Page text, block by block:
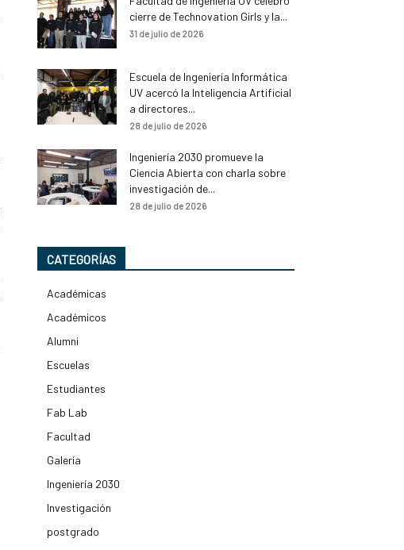
cierre de Technovation Girls y la...
31 de julio de 2026
Escuela de Ingeniería Informática
UV acercó la Inteligencia Artificial
a directores...
28 de julio de 2026
Ingeniería 2030 promueve la
Ciencia Abierta con charla sobre
investigación de...
28 de julio de 2026
CATEGORÍAS
Académicas
Académicos
Alumni
Escuelas
Estudiantes
Fab Lab
Facultad
Galería
Ingeniería 2030
Investigación
postgrado